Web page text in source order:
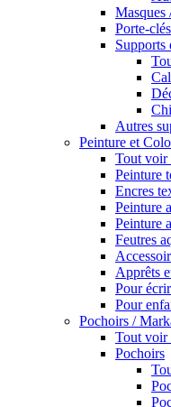
Masques
Porte-
Supports
Autres
Peinture et
Tout voir
Peinture
Encres
Peinture
Peinture
Feutres
Apprêts
Pour
Pour
Pochoirs /
Tout voir
Pochoirs